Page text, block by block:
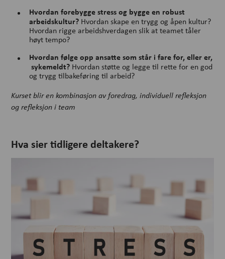
Hvordan forebygge stress og bygge en robust
arbeidskultur? Hvordan skape en trygg og åpen kultur?
Hvordan rigge arbeidshverdagen slik at teamet tåler
høyt tempo?
Hvordan følge opp ansatte som står i fare for, eller er,
sykemeldt? Hvordan støtte og legge til rette for en god
og trygg tilbakeføring til arbeid?
Kurset blir en kombinasjon av foredrag, individuell refleksjon
og refleksjon i team
Hva sier tidligere deltakere?